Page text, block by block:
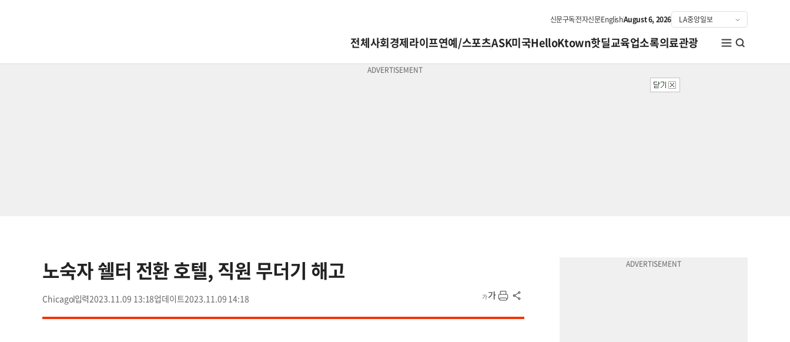
신문구독전자신문EnglishAugust 6, 2026
전체사회경제라이프연예/스포츠ASK미국HelloKtown핫딜교육업소록의료관광
노숙자 쉘터 전환 호텔, 직원 무더기 해고
Chicago 2023.11.09 13:18 2023.11.09 14:18